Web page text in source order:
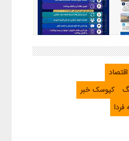
اینفوگرافیک / راهنمای خرید ارز
اربعین از طریق اپلیکیشن بله
کیوسک خبر
فردا